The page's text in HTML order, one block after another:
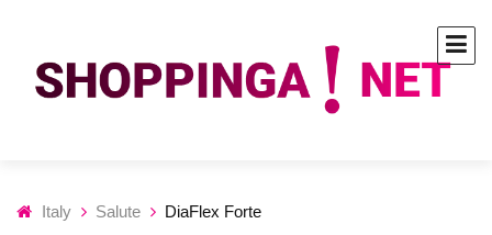
Italy Salute DiaFlex Forte